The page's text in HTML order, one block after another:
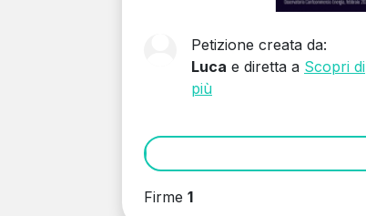
Petizione creata da:
Luca e diretta a Scopri di
più
Firme 1